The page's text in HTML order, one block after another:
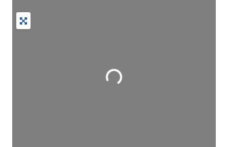
Wird geladen …